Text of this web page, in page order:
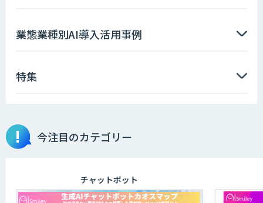
業態業種別AI導入活用事例
特集
今注目のカテゴリー
チャットボット